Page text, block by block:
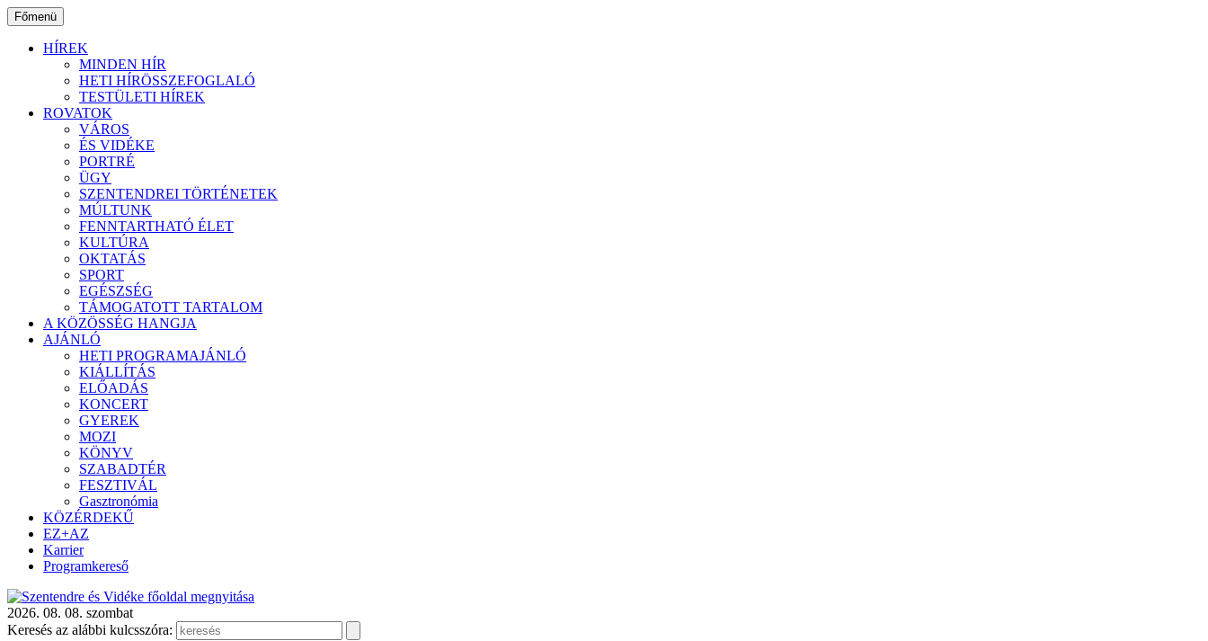
Ugrás
a
tartalomhoz
Főmenü
HÍREK
MINDEN HÍR
HETI HÍRÖSSZEFOGLALÓ
TESTÜLETI HÍREK
ROVATOK
VÁROS
ÉS VIDÉKE
PORTRÉ
ÜGY
SZENTENDREI TÖRTÉNETEK
MÚLTUNK
FENNTARTHATÓ ÉLET
KULTÚRA
OKTATÁS
SPORT
EGÉSZSÉG
TÁMOGATOTT TARTALOM
A KÖZÖSSÉG HANGJA
AJÁNLÓ
HETI PROGRAMAJÁNLÓ
KIÁLLÍTÁS
ELŐADÁS
KONCERT
GYEREK
MOZI
KÖNYV
SZABADTÉR
FESZTIVÁL
Gasztronómia
KÖZÉRDEKŰ
EZ+AZ
Karrier
Programkereső
2026. 08. 08. szombat
Keresés az alábbi kulcsszóra: